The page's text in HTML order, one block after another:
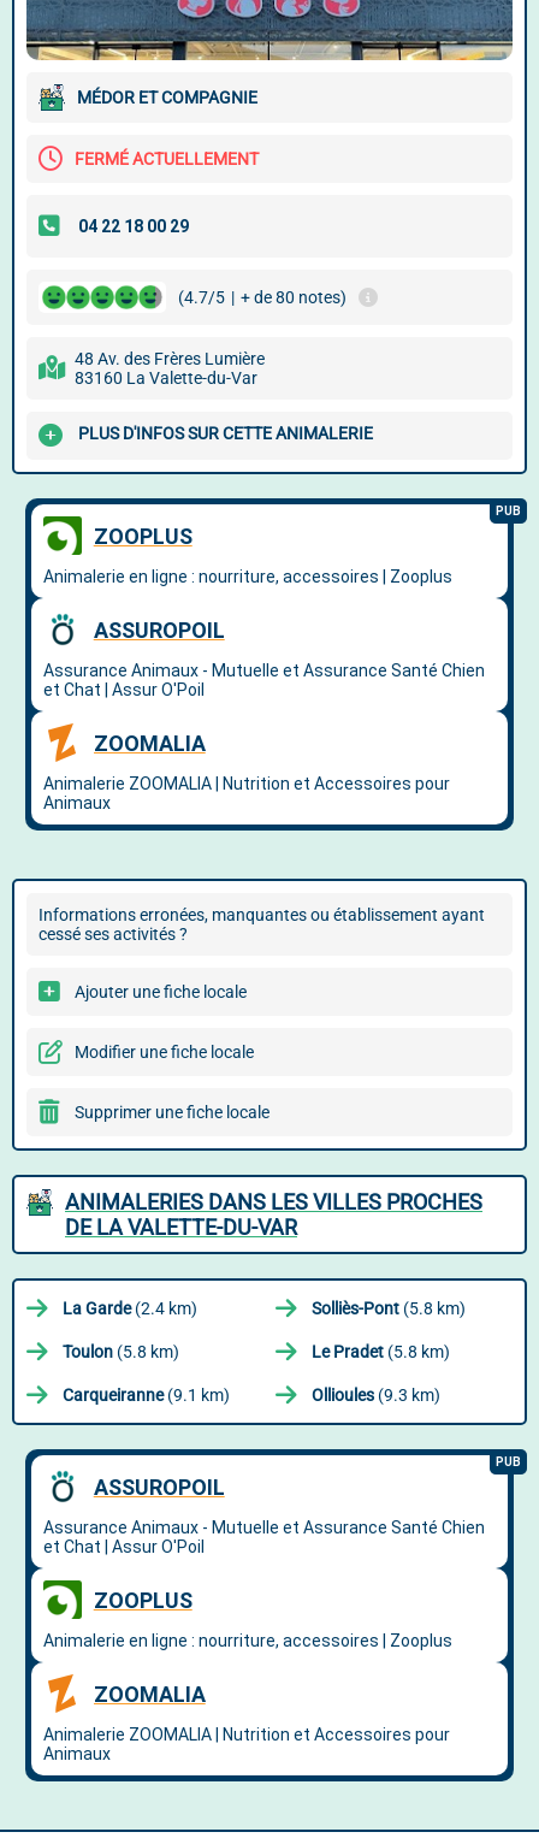
MÉDOR ET COMPAGNIE
FERMÉ ACTUELLEMENT
(4.7/5 | + de 80 notes)
48 Av. des Frères Lumière
83160 La Valette-du-Var
PLUS D'INFOS SUR CETTE ANIMALERIE
Informations erronées, manquantes ou établissement ayant
cessé ses activités ?
Ajouter une fiche locale
Modifier une fiche locale
Supprimer une fiche locale
ANIMALERIES DANS LES VILLES PROCHES
DE LA VALETTE-DU-VAR
La Garde(2.4 km) Solliès-Pont (5.8 km)
Toulon (5.8 km) Le Pradet (5.8 km)
Carqueiranne(9.1 km) Ollioules (9.3 km)